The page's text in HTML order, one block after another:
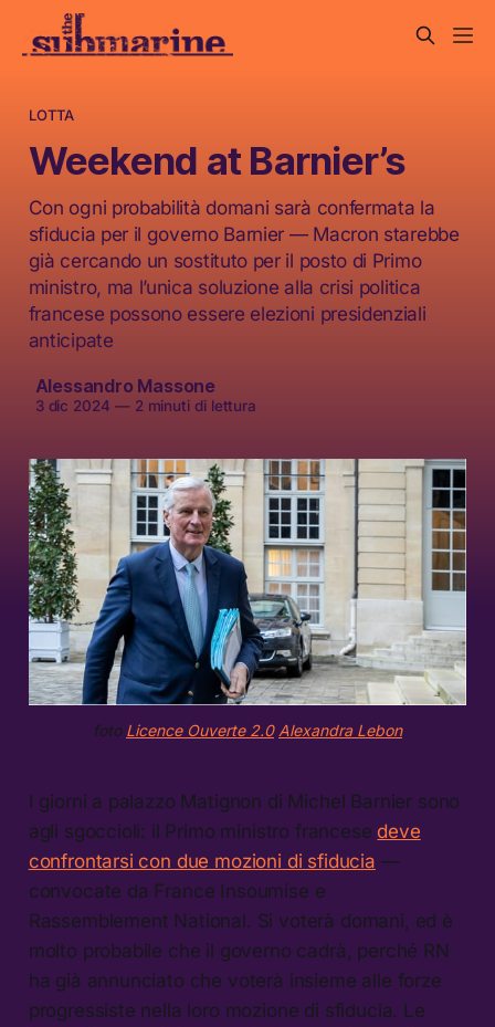
LOTTA
Weekend at Barnier’s
Con ogni probabilità domani sarà confermata la
sfiducia per il governo Barnier — Macron starebbe
già cercando un sostituto per il posto di Primo
ministro, ma l’unica soluzione alla crisi politica
francese possono essere elezioni presidenziali
anticipate
Alessandro Massone
3 dic 2024 —2 minuti di lettura
foto Licence Ouverte 2.0 Alexandra Lebon
I giorni a palazzo Matignon di Michel Barnier sono
agli sgoccioli: il Primo ministro francese deve
confrontarsi con due mozioni di sfiducia —
convocate da France Insoumise e
Rassemblement National. Si voterà domani, ed è
molto probabile che il governo cadrà, perché RN
ha già annunciato che voterà insieme alle forze
progressiste nella loro mozione di sfiducia. Le